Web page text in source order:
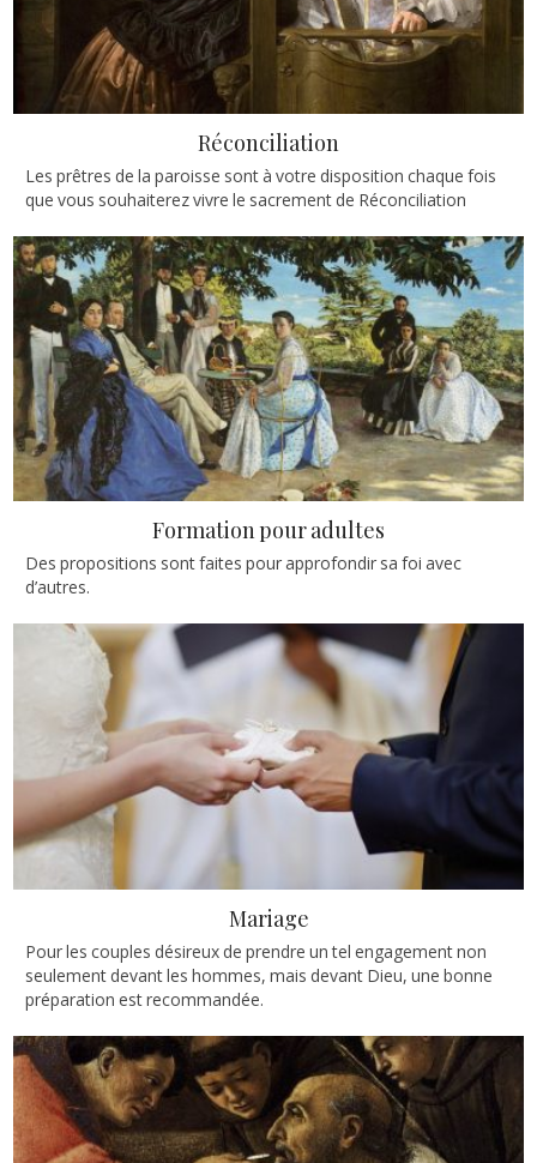
Réconciliation
Les prêtres de la paroisse sont à votre disposition chaque fois
que vous souhaiterez vivre le sacrement de Réconciliation
Formation pour adultes
Des propositions sont faites pour approfondir sa foi avec
d’autres.
Mariage
Pour les couples désireux de prendre un tel engagement non
seulement devant les hommes, mais devant Dieu, une bonne
préparation est recommandée.